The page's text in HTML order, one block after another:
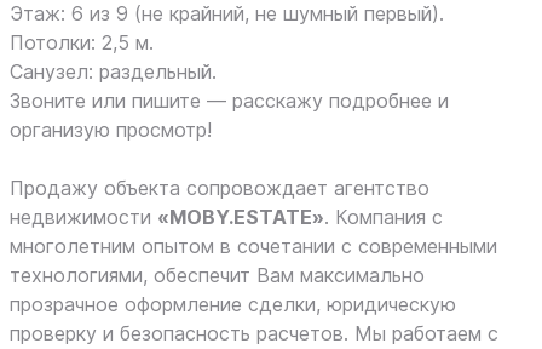
Этаж: 6 из 9 (не крайний, не шумный первый).
Потолки: 2,5 м.
Санузел: раздельный.
Звоните или пишите — расскажу подробнее и
организую просмотр!
Продажу объекта сопровождает агентство
недвижимости «MOBY.ESTATE». Компания с
многолетним опытом в сочетании с современными
технологиями, обеспечит Вам максимально
прозрачное оформление сделки, юридическую
проверку и безопасность расчетов. Мы работаем с